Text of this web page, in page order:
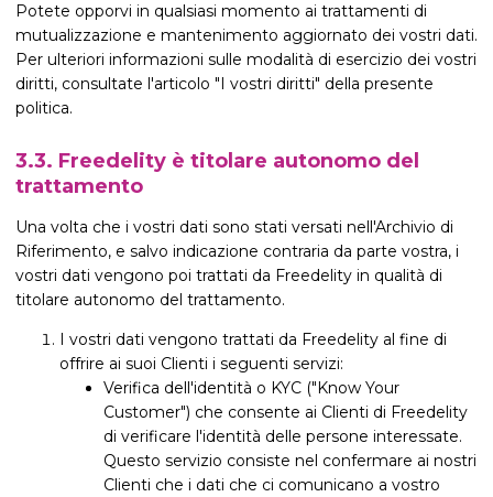
Potete opporvi in qualsiasi momento ai trattamenti di
mutualizzazione e mantenimento aggiornato dei vostri dati.
Per ulteriori informazioni sulle modalità di esercizio dei vostri
diritti, consultate l'articolo "I vostri diritti" della presente
politica.
3.3. Freedelity è titolare autonomo del
trattamento
Una volta che i vostri dati sono stati versati nell'Archivio di
Riferimento, e salvo indicazione contraria da parte vostra, i
vostri dati vengono poi trattati da Freedelity in qualità di
titolare autonomo del trattamento.
I vostri dati vengono trattati da Freedelity al fine di
offrire ai suoi Clienti i seguenti servizi:
Verifica dell'identità o KYC ("Know Your
Customer") che consente ai Clienti di Freedelity
di verificare l'identità delle persone interessate.
Questo servizio consiste nel confermare ai nostri
Clienti che i dati che ci comunicano a vostro